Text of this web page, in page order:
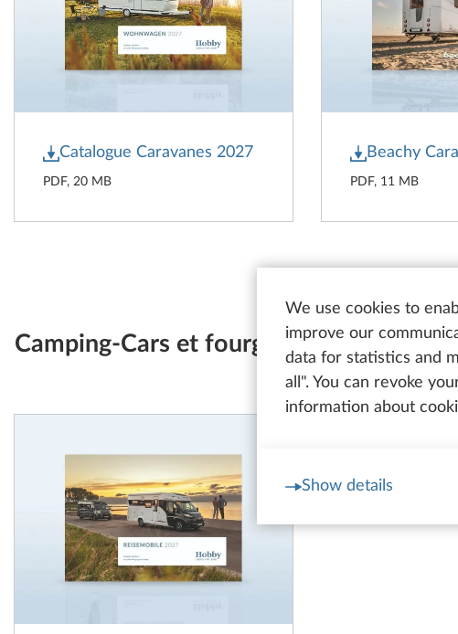
We use cookies to
improve our
data for statistics and
all". You can revoke
information about
Show details
Catalogue Caravanes 2027
PDF, 20 MB
Beachy
PDF, 11 MB
Camping-Cars et fourgon